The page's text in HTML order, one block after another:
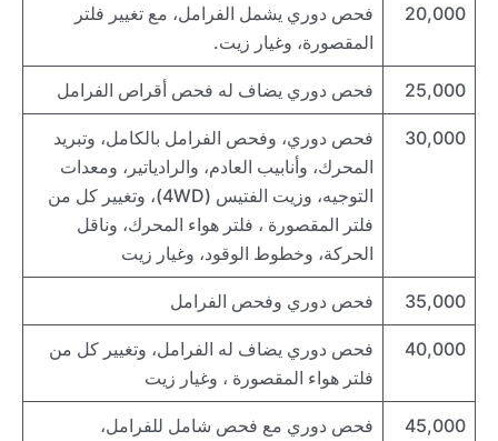
20,000
فحص دوري يشمل الفرامل، مع تغيير فلتر
المقصورة، وغيار زيت.
25,000 فحص دوري يضاف له فحص أقراص الفرامل
30,000
فحص دوري، وفحص الفرامل بالكامل، وتبريد
المحرك، وأنابيب العادم، والرادياتير، ومعدات
التوجيه، وزيت الفتيس (4WD)، وتغيير كل من
فلتر المقصورة ، فلتر هواء المحرك، وناقل
الحركة، وخطوط الوقود، وغيار زيت
35,000 فحص دوري وفحص الفرامل
40,000
فحص دوري يضاف له الفرامل، وتغيير كل من
فلتر هواء المقصورة ، وغيار زيت
45,000
فحص دوري مع فحص شامل للفرامل،